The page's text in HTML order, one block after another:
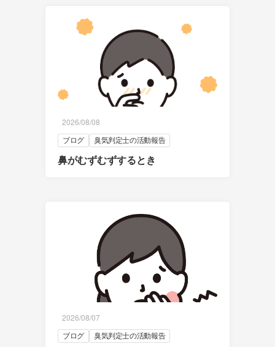
2026/08/08
ブログ 臭気判定士の活動報告
鼻がむずむずするとき
2026/08/07
ブログ 臭気判定士の活動報告